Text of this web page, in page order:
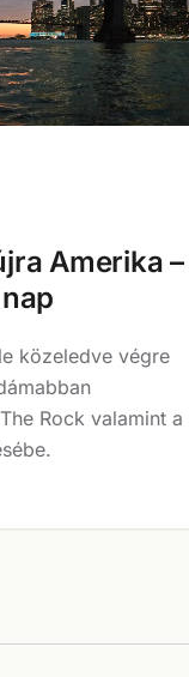
Amerika –
közeledve végre
Rock valamint a